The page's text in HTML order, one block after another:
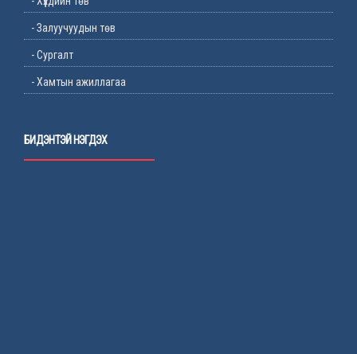
- Залуучуудын төв
- Сургалт
- Хамтын ажиллагаа
БИДЭНТЭЙ НЭГДЭХ